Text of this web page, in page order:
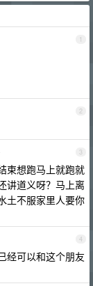
1
2
3
束想跑马上就跑就
讲道义呀？马上离
土不服家里人要你
4
经可以和这个朋友